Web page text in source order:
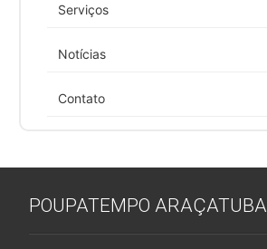
Serviços
Notícias
Contato
POUPATEMPO ARAÇATUBA